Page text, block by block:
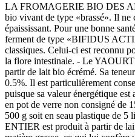
LA FROMAGERIE BIO DES
bio vivant de type «brassé». Il ne
épaississant. Pour une bonne
ferment de type «BIFIDUS
classiques. Celui-ci est reconnu
la flore intestinale. - Le
partir de lait bio écrémé. Sa
0.5%. Il est particulièrement
puisque sa valeur énergétique
en pot de verre non consigné de
500 g soit en seau plastique de
ENTIER est produit à partir de